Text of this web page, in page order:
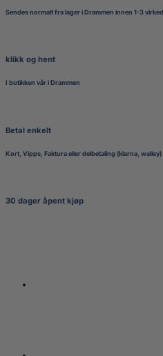
Sendes normalt fra lager i Drammen innen 1-3
klikk og hent
I butikken vår i Drammen
Betal enkelt
Kort, Vipps, Faktura eller delbetaling (klarna, walley)
30 dager åpent kjøp